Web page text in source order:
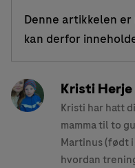
Denne artikkelen
kan derfor
Kristi Herje
Kristi har hatt
mamma til to
Martinus (født
hvordan